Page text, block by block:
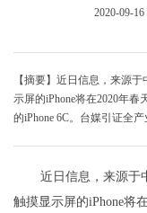
2020-09-16
【摘要】近日信息，来源
示屏的iPhone将在2020年春
的iPhone 6C。台媒引证全
近日信息，来源于
触摸显示屏的iPhone将